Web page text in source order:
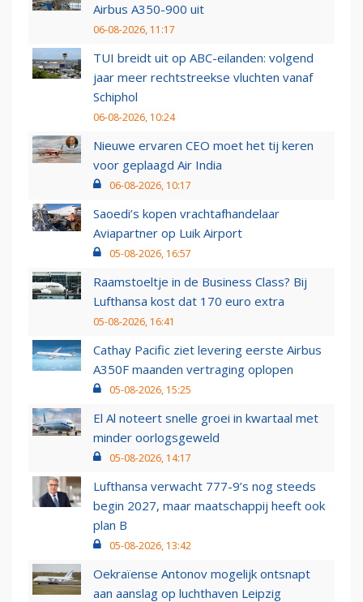
Airbus A350-900 uit
06-08-2026, 11:17
TUI breidt uit op ABC-eilanden: volgend
jaar meer rechtstreekse vluchten vanaf
Schiphol
06-08-2026, 10:24
Nieuwe ervaren CEO moet het tij keren
voor geplaagd Air India
06-08-2026, 10:17
Saoedi’s kopen vrachtafhandelaar
Aviapartner op Luik Airport
05-08-2026, 16:57
Raamstoeltje in de Business Class? Bij
Lufthansa kost dat 170 euro extra
05-08-2026, 16:41
Cathay Pacific ziet levering eerste Airbus
A350F maanden vertraging oplopen
05-08-2026, 15:25
El Al noteert snelle groei in kwartaal met
minder oorlogsgeweld
05-08-2026, 14:17
Lufthansa verwacht 777-9’s nog steeds
begin 2027, maar maatschappij heeft ook
plan B
05-08-2026, 13:42
Oekraïense Antonov mogelijk ontsnapt
aan aanslag op luchthaven Leipzig